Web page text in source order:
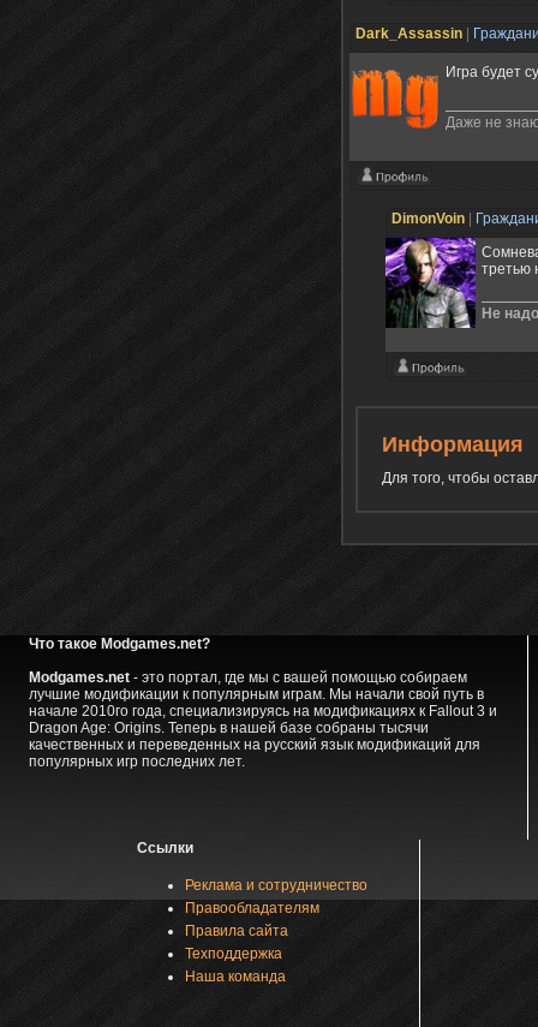
Dark_Assassin
Игра будет
Даже не
DimonVoin
третью
Не
Информация
Для того, чтобы
Что такое Modgames.net?
Modgames.net- это портал, где мы с вашей помощью собираем
лучшие модификации к популярным играм. Мы начали свой путь в
начале 2010го года, специализируясь на модификациях к Fallout 3 и
Dragon Age: Origins. Теперь в нашей базе собраны тысячи
качественных и переведенных на русский язык модификаций для
популярных игр последних лет.
Ссылки
Реклама и сотрудничество
Правообладателям
Правила сайта
Техподдержка
Наша команда